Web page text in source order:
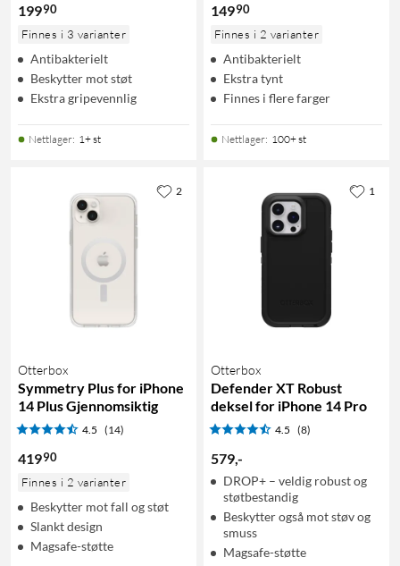
19990
Finnes i 3 varianter
Antibakterielt
Beskytter mot støt
Ekstra gripevennlig
Nettlager: 1+ st
14990
Finnes i 2 varianter
Antibakterielt
Ekstra tynt
Finnes i flere farger
Nettlager: 100+ st
Otterbox
Symmetry Plus for iPhone
14 Plus Gjennomsiktig
4.5 (14)
41990
Finnes i 2 varianter
Beskytter mot fall og støt
Slankt design
Magsafe-støtte
2
Otterbox
Defender XT Robust
deksel for iPhone 14 Pro
4.5 (8)
579,-
DROP+ – veldig robust og
støtbestandig
Beskytter også mot støv og
smuss
Magsafe-støtte
1